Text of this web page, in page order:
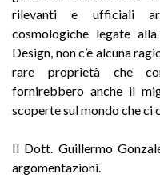
rilevanti e ufficiali
cosmologiche legate
Design, non c’è alcuna
rare proprietà che
fornirebbero anche il
scoperte sul mondo che ci
Il Dott. Guillermo
argomentazioni.